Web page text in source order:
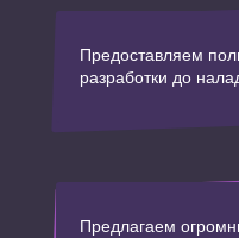
Предоставляем
разработки до
Предлагаем